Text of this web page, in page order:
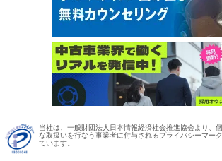
当社は、一般財団法人日本情報経済社会推進協会より、
な取扱いを行なう事業者に付与されるプライバシーマー
ています。